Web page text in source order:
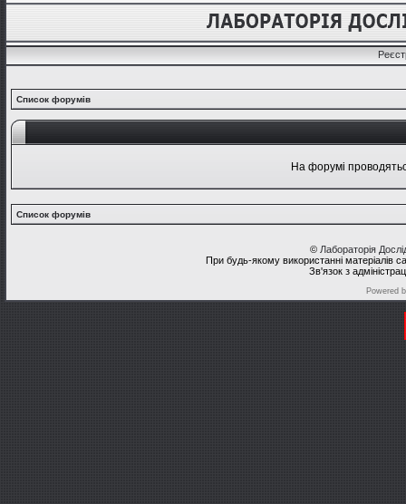
Список форумів
На форумі
Список форумів
© Лабораторія
При будь-якому використанні матеріалів
Зв'язок з
Powered